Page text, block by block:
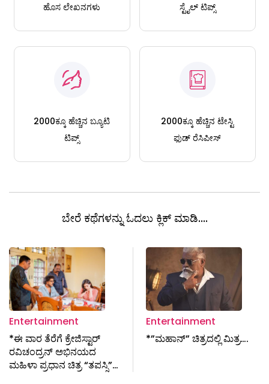
ಹೊಸ ಲೇಖನಗಳು
ಸ್ಟೈಲ್ ಟಿಪ್ಸ್
2000ಕ್ಕೂ ಹೆಚ್ಚಿನ ಬ್ಯೂಟಿ
ಟಿಪ್ಸ್
2000ಕ್ಕೂ ಹೆಚ್ಚಿನ ಟೇಸ್ಟಿ
ಫುಡ್ ರೆಸಿಪೀಸ್
ಬೇರೆ ಕಥೆಗಳನ್ನು ಓದಲು ಕ್ಲಿಕ್ ಮಾಡಿ....
Entertainment
*ಈ ವಾರ ತೆರೆಗೆ ಕ್ರೇಜಿಸ್ಟಾರ್
ರವಿಚಂದ್ರನ್ ಅಭಿನಯದ
ಮಹಿಳಾ ಪ್ರಧಾನ ಚಿತ್ರ “ತಪಸ್ಸಿ”…
Entertainment
*”ಮಹಾನ್” ಚಿತ್ರದಲ್ಲಿ ಮಿತ್ರ….